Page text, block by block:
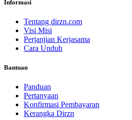
Informasi
Tentang dirzn.com
Visi Misi
Perjanjian Kerjasama
Cara Unduh
Bantuan
Panduan
Pertanyaan
Konfirmasi Pembayaran
Kerangka Dirzn